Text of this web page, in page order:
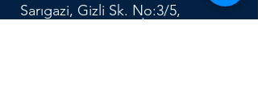
Sarıgazi, Gizli Sk. No:3/5,